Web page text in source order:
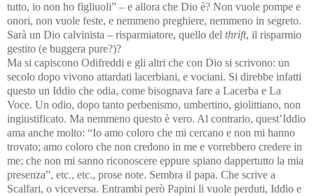
tutto, io non ho figliuoli” – e allora che Dio è? Non vuole pompe e
onori, non vuole feste, e nemmeno preghiere, nemmeno in segreto.
Sarà un Dio calvinista – risparmiatore, quello del thrift, il risparmio
gestito (e buggera pure?)?
Ma si capiscono Odifreddi e gli altri che con Dio si scrivono: un
secolo dopo vivono attardati lacerbiani, e vociani. Si direbbe infatti
questo un Iddio che odia, come bisognava fare a Lacerba e La
Voce. Un odio, dopo tanto perbenismo, umbertino, giolittiano, non
ingiustificato. Ma nemmeno questo è vero. Al contrario, quest’Iddio
ama anche molto: “Io amo coloro che mi cercano e non mi hanno
trovato; amo coloro che non credono in me e vorrebbero credere in
me; che non mi sanno riconoscere eppure spiano dappertutto la mia
presenza”, etc., etc., prose note. Sembra il papa. Che scrive a
Scalfari, o viceversa. Entrambi però Papini li vuole perduti, Iddio e